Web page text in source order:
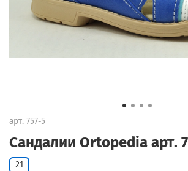
арт. 757-5
Сандалии Ortopedia арт.
21